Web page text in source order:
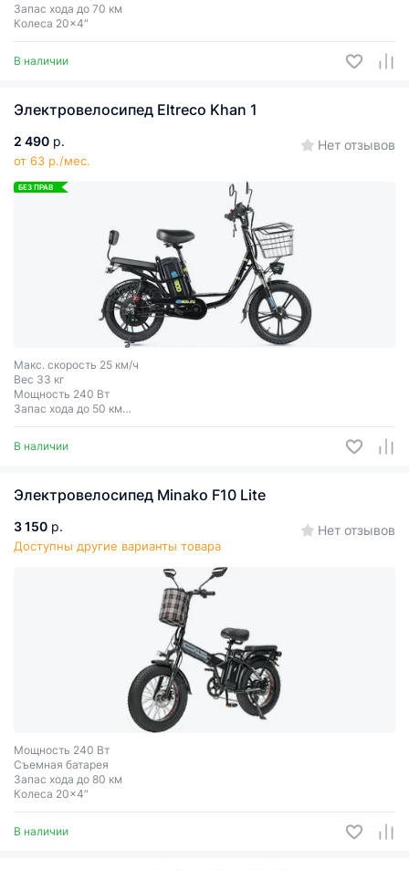
Запас хода до 70 км
Колеса 20x4″
В наличии
Электровелосипед Eltreco Khan 1
2 490 р.
от 63 р./мес.
Нет отзывов
БЕЗ ПРАВ
Макс. скорость 25 км/ч
Вес 33 кг
Мощность 240 Вт
Запас хода до 50 км
Съемная батарея
В наличии
Электровелосипед Minako F10 Lite
3 150 р.
Доступны другие варианты товара
Нет отзывов
Мощность 240 Вт
Съемная батарея
Запас хода до 80 км
Колеса 20x4″
В наличии